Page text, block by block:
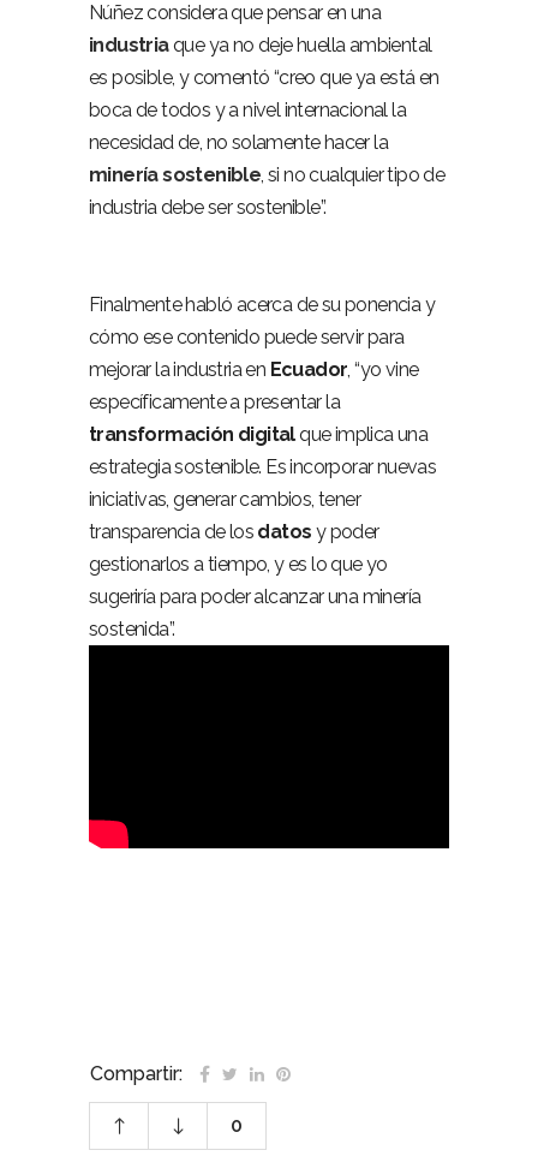
Núñez considera que pensar en una
industriaque ya no deje huella ambiental
es posible, y comentó “creo que ya está en
boca de todos y a nivel internacional la
necesidad de, no solamente hacer la
minería sostenible, si no cualquier tipo de
industria debe ser sostenible”.
Finalmente habló acerca de su ponencia y
cómo ese contenido puede servir para
mejorar la industria en Ecuador, “yo vine
específicamente a presentar la
transformación digitalque implica una
estrategia sostenible. Es incorporar nuevas
iniciativas, generar cambios, tener
transparencia de los datos y poder
gestionarlos a tiempo, y es lo que yo
sugeriría para poder alcanzar una minería
sostenida”.
Compartir:
0